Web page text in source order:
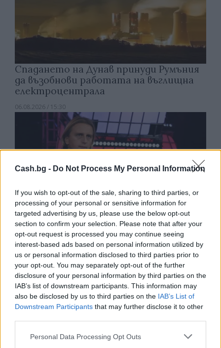
Cash.bg - Do Not Process My Personal Information
If you wish to opt-out of the sale, sharing to third parties, or
processing of your personal or sensitive information for
targeted advertising by us, please use the below opt-out
section to confirm your selection. Please note that after your
opt-out request is processed you may continue seeing
interest-based ads based on personal information utilized by
us or personal information disclosed to third parties prior to
your opt-out. You may separately opt-out of the further
disclosure of your personal information by third parties on the
IAB’s list of downstream participants. This information may
also be disclosed by us to third parties on the IAB’s List of
Downstream Participants that may further disclose it to other
Personal Data Processing Opt Outs
Спадането на Дунав принуди Румъния
да възобнови работата на въглищна
електроцентрала
06.08.2026 / 15:30
Изпълнителният директор на Revolut
може да стане най-богатият
европеец
06.08.2026 / 13:00